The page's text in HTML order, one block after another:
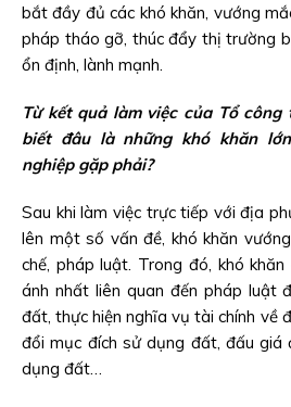
bắt đầy đủ các khó khăn, vướng
pháp tháo gỡ, thúc đẩy thị trường
ổn định, lành mạnh.
Từ kết quả làm việc của Tổ
biết đâu là những khó khăn
nghiệp gặp phải?
Sau khi làm việc trực tiếp với địa
lên một số vấn đề, khó khăn
chế, pháp luật. Trong đó, khó
ánh nhất liên quan đến pháp luật
đất, thực hiện nghĩa vụ tài chính về
đổi mục đích sử dụng đất, đấu
dụng đất…